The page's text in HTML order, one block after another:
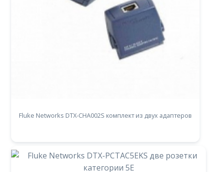
Fluke Networks DTX-CHA002S комплект из двух адаптеров